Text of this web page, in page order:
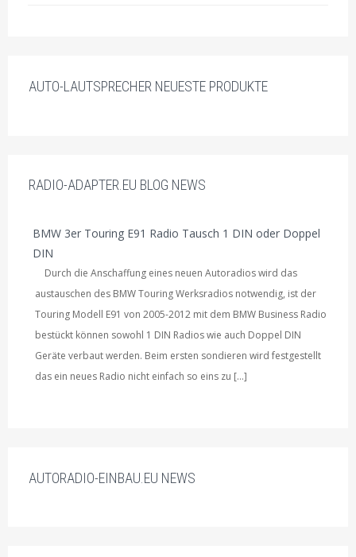
AUTO-LAUTSPRECHER NEUESTE PRODUKTE
RADIO-ADAPTER.EU BLOG NEWS
BMW 3er Touring E91 Radio Tausch 1 DIN oder Doppel
DIN
Durch die Anschaffung eines neuen Autoradios wird das
austauschen des BMW Touring Werksradios notwendig, ist der
Touring Modell E91 von 2005-2012 mit dem BMW Business Radio
bestückt können sowohl 1 DIN Radios wie auch Doppel DIN
Geräte verbaut werden. Beim ersten sondieren wird festgestellt
das ein neues Radio nicht einfach so eins zu […]
AUTORADIO-EINBAU.EU NEWS